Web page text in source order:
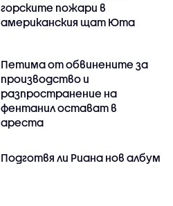
горските пожари в
американския щат Юта
Петима от обвинените за
производство и
разпространение на
фентанил остават в
ареста
Подготвя ли Риана нов албум